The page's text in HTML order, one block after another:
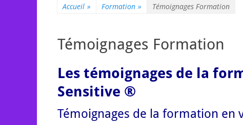
Accueil » Formation » Témoignages Formation
Témoignages Formation
Les témoignages de la
Sensitive ®
Témoignages de la formation en